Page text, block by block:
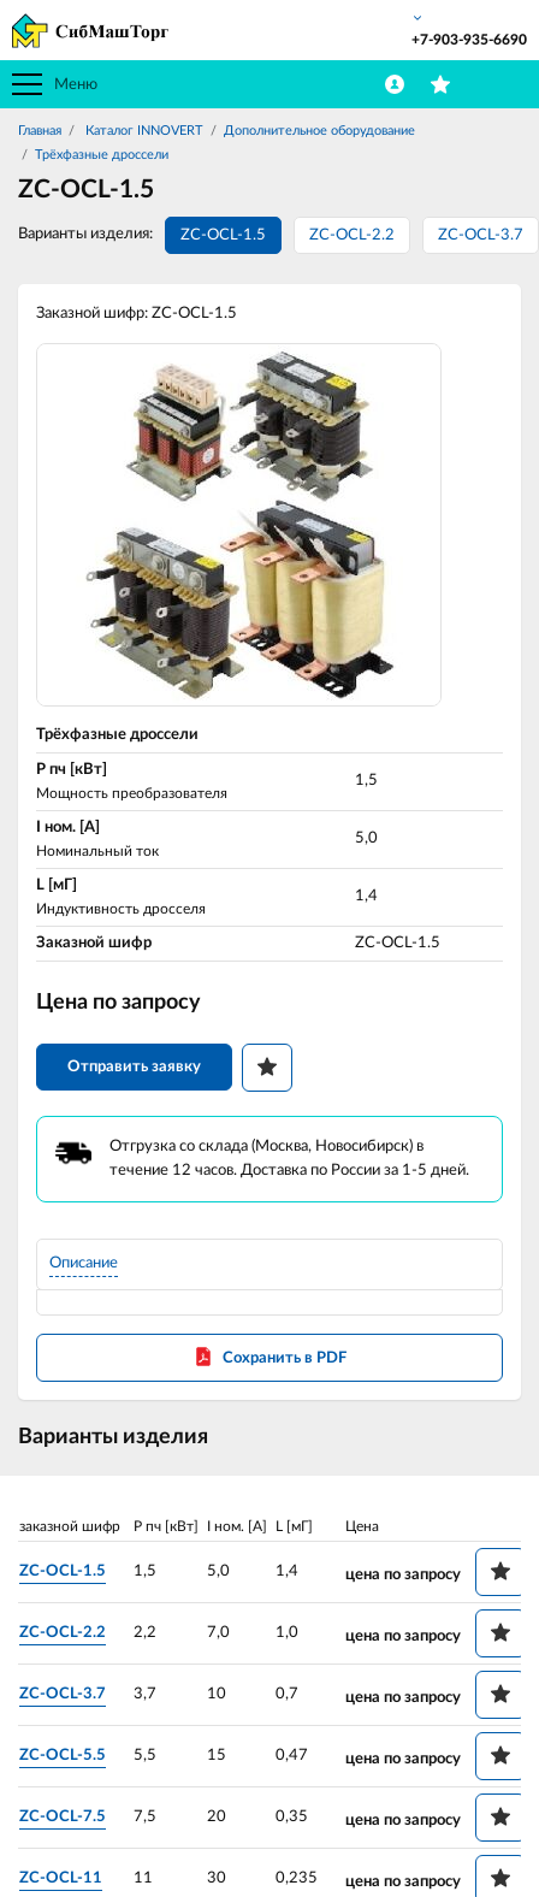
Меню
+7-903-935-6690
Главная Каталог INNOVERT
Дополнительное оборудование
Трёхфазные дроссели
ZC-OCL-1.5
Варианты изделия: ZC-OCL-1.5 ZC-OCL-2.2 ZC-OCL-3.7
Заказной шифр: ZC-OCL-1.5
Трёхфазные дроссели
P пч [кВт]
Мощность преобразователя
1,5
I ном. [A]
Номинальный ток
5,0
L [мГ]
Индуктивность дросселя
1,4
Заказной шифр ZC-OCL-1.5
Цена по запросу
Отправить заявку
Отгрузка со склада (Москва, Новосибирск) в
течение 12 часов. Доставка по России за 1-5 дней.
Описание
Сохранить в PDF
Варианты изделия
заказной шифр P пч [кВт] I ном. [A] L [мГ] Цена
ZC-OCL-1.5 1,5 5,0 1,4 цена по запросу
ZC-OCL-2.2 2,2 7,0 1,0 цена по запросу
ZC-OCL-3.7 3,7 10 0,7 цена по запросу
ZC-OCL-5.5 5,5 15 0,47 цена по запросу
ZC-OCL-7.5 7,5 20 0,35 цена по запросу
ZC-OCL-11 11 30 0,235 цена по запросу